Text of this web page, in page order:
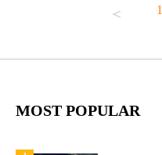
1
MOST POPULAR